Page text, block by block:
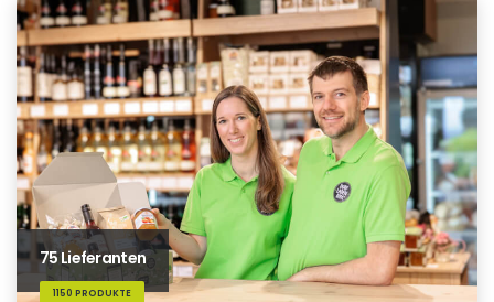
75 Lieferanten
1150 PRODUKTE